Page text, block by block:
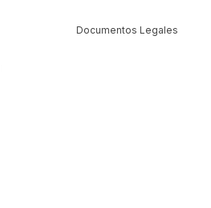
Documentos Legales